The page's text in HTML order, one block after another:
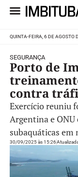
QUINTA-FEIRA, 6 DE AGOSTO
SEGURANÇA
Porto de
contra
Exercício reuniu
Argentina e ONU
subaquáticas em
30/09/2025 às 15:26